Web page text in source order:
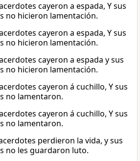
cayeron a espada, Y sus
no hicieron lamentación.
cayeron a espada, Y sus
no hicieron lamentación.
cayeron a espada y sus
no hicieron lamentación.
cayeron á cuchillo, Y sus
no lamentaron.
cayeron á cuchillo, Y sus
no lamentaron.
perdieron la vida, y sus
no les guardaron luto.